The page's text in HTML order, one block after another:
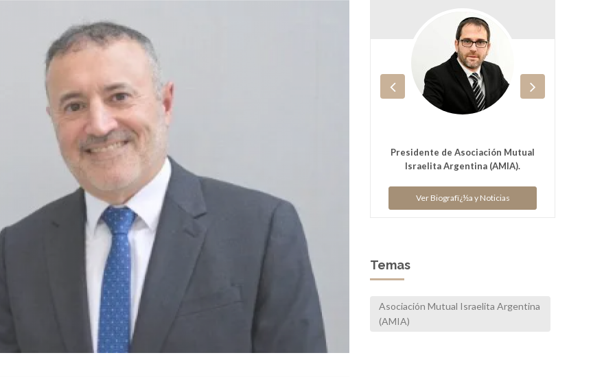
Secretario General de la Asociación
Mutual Israelita Argentina (AMIA).
Ver Biografï¿½a y Noticias
Ver Biografï¿½a y Noticias
Presidente de Asociación Mutual
Israelita Argentina (AMIA).
Ver Biografï¿½a y Noticias
Temas
Asociación Mutual Israelita Argentina
(AMIA)